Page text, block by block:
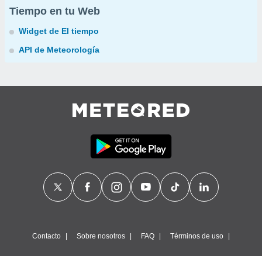
Tiempo en tu Web
Widget de El tiempo
API de Meteorología
Contacto Sobre nosotros FAQ Términos de uso